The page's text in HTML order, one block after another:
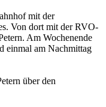
mit der
Von dort mit der RVO-
Am Wochenende
einmal am Nachmittag
über den